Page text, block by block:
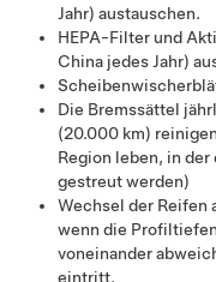
Jahr) austauschen.
HEPA-Filter und
China jedes Jahr)
Die Bremssättel
(20.000 km)
Region leben, in
gestreut werden)
Wechsel der Reifen
wenn die
voneinander
eintritt.